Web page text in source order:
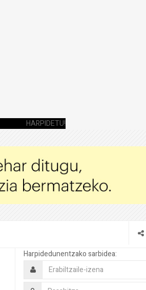
HARPIDETU!
Harpidedunentzako sarbidea: